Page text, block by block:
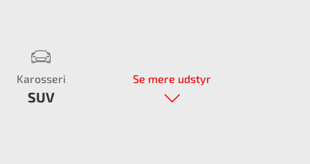
Karosseri
SUV
Se mere udstyr